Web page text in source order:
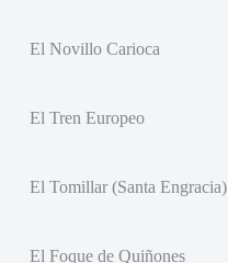
El Novillo Carioca
El Tren Europeo
El Tomillar (Santa Engracia)
El Foque de Quiñones